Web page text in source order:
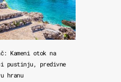
Kameni otok na
pustinju, predivne
hranu